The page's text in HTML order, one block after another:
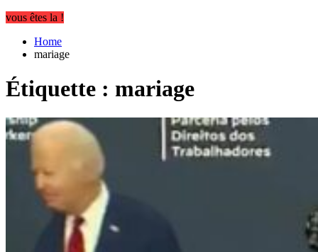
vous êtes la !
Home
mariage
Étiquette : mariage